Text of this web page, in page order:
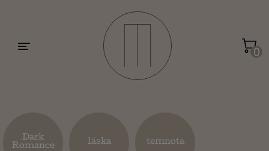
0
Dark
Romance
láska temnota